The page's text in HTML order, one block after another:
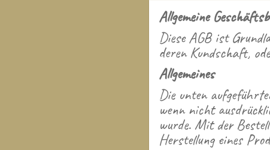
Allgemeine
Diese AGB ist
deren Kundschaft,
Allgemeines
Die unten
wenn nicht
wurde. Mit der
Herstellung eines